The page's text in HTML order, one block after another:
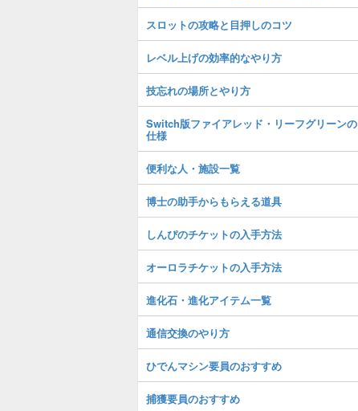
スロットの攻略と目押しのコツ
レベル上げの効率的なやり方
技忘れの場所とやり方
Switch版ファイアレッド・リーフグリーンの
仕様
便利な人・施設一覧
博士の助手からもらえる道具
しんぴのチケットの入手方法
オーロラチケットの入手方法
進化石・進化アイテム一覧
通信交換のやり方
ひでんマシン要員のおすすめ
捕獲要員のおすすめ